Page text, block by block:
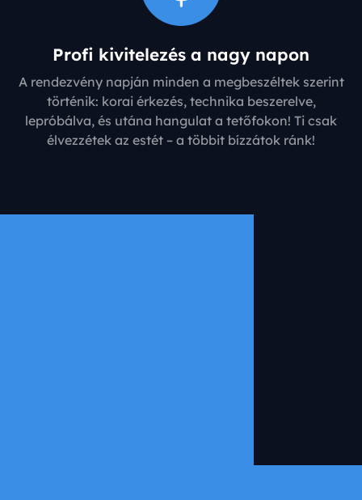
Profi kivitelezés a nagy napon
A rendezvény napján minden a megbeszéltek szerint
történik: korai érkezés, technika beszerelve,
lepróbálva, és utána hangulat a tetőfokon! Ti csak
élvezzétek az estét – a többit bízzátok ránk!